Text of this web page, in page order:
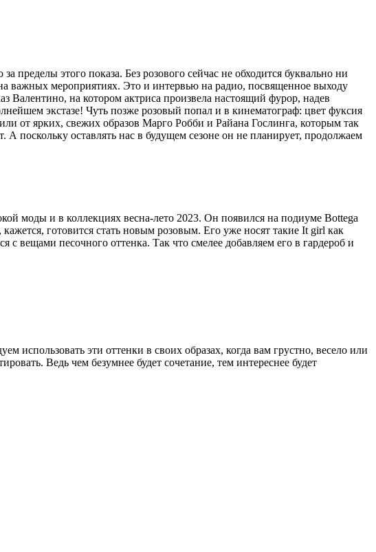
пределы этого показа. Без розового сейчас не обходится буквально ни
важных мероприятиях. Это и интервью на радио, посвященное выходу
Валентино, на котором актриса произвела настоящий фурор, надев
экстазе! Чуть позже розовый попал и в кинематограф: цвет фуксия
от ярких, свежих образов Марго Робби и Райана Гослинга, которым так
А поскольку оставлять нас в будущем сезоне он не планирует, продолжаем
моды и в коллекциях весна-лето 2023. Он появился на подиуме Bottega
готовится стать новым розовым. Его уже носят такие It girl как
с вещами песочного оттенка. Так что смелее добавляем его в гардероб и
использовать эти оттенки в своих образах, когда вам грустно, весело или
Ведь чем безумнее будет сочетание, тем интереснее будет